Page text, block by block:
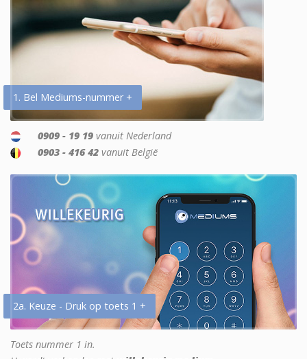
1. Bel Mediums-nummer +
0909 - 19 19 vanuit Nederland
0903 - 416 42 vanuit België
2a. Keuze - Druk op toets 1 +
Toets nummer 1 in.